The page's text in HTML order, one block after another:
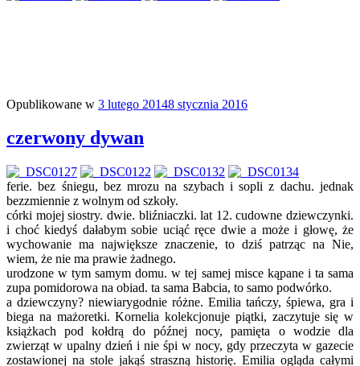
Opublikowane w 3 lutego 20148 stycznia 2016
czerwony dywan
ferie. bez śniegu, bez mrozu na szybach i sopli z dachu. jednak
bezzmiennie z wolnym od szkoły.
córki mojej siostry. dwie. bliźniaczki. lat 12. cudowne dziewczynki.
i choć kiedyś dałabym sobie uciąć ręce dwie a może i głowę, że
wychowanie ma największe znaczenie, to dziś patrząc na Nie,
wiem, że nie ma prawie żadnego.
urodzone w tym samym domu. w tej samej misce kąpane i ta sama
zupa pomidorowa na obiad. ta sama Babcia, to samo podwórko.
a dziewczyny? niewiarygodnie różne. Emilia tańczy, śpiewa, gra i
biega na mażoretki. Kornelia kolekcjonuje piątki, zaczytuje się w
książkach pod kołdrą do późnej nocy, pamięta o wodzie dla
zwierząt w upalny dzień i nie śpi w nocy, gdy przeczyta w gazecie
zostawionej na stole jakąś straszną historię. Emilia ogląda całymi